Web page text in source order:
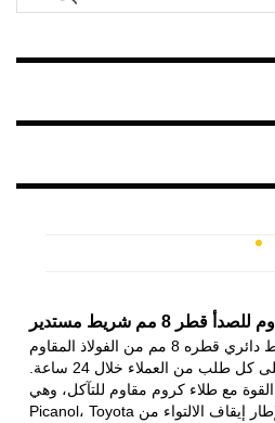
قطر 8 مم شريط مستدير
مرحبا بكم في شراء شريط دائري قطره 8 مم من الفولاذ المقاوم
للصدأ من مصنعنا. يتم الرد على كل طلب من العملاء خلال 24 ساعة.
مع طلاء كروم مقاوم للتآكل، وهي
متوافقة مع الهياكل الحاملة لإطار إيقاف الالتواء من Picanol، Toyota